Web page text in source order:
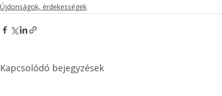
Újdonságok, érdekességek
Kapcsolódó bejegyzések